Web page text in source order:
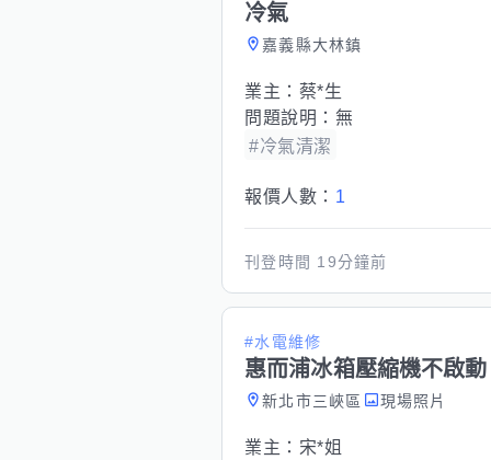
冷氣
嘉義縣大林鎮
業主： 蔡*生
問題說明： 無
#冷氣清潔
報價人數： 1
刊登時間 19分鐘前
#水電維修
惠而浦冰箱壓縮機不啟動
新北市三峽區 現場照片
業主： 宋*姐